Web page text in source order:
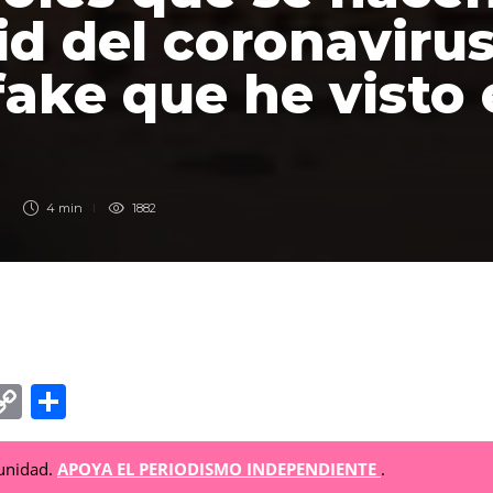
del
que he visto
4 min 1882
C
o
p
o
m
APOYA EL PERIODISMO INDEPENDIENTE .